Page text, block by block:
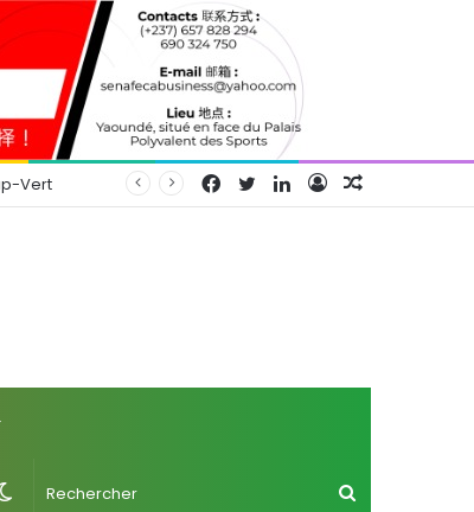
Vert Connexion
Linkedin
Twitter
Facebook
Switch